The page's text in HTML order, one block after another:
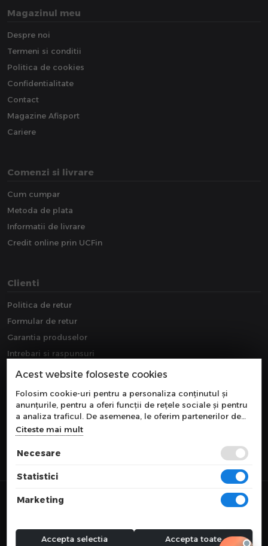
Magazinul meu
Despre noi
Termeni si conditii
Politica de cookies
Confidentialitate
Contact
Magazine Afisport
Cariere
Comenzi si livrare
Cum cumpar
Metoda de plata
Informatii de livrare
Credit online prin UCFin
Clienti
Politica de retur
Formular de retur
Garantia produselor
Intrebari si raspunsuri
Downloads
webdesign by
Acest website foloseste cookies
Folosim cookie-uri pentru a personaliza conținutul și
anunțurile, pentru a oferi funcții de rețele sociale și pentru
a analiza traficul. De asemenea, le oferim partenerilor de
rețele sociale, de publicitate și de analize informații cu
privire la modul în care folosiți site-ul nostru. Aceștia le
pot combina cu alte informații oferite de dvs. sau culese în
Citeste mai mult
Necesare
Statistici
Marketing
Accepta selectia Accepta toate